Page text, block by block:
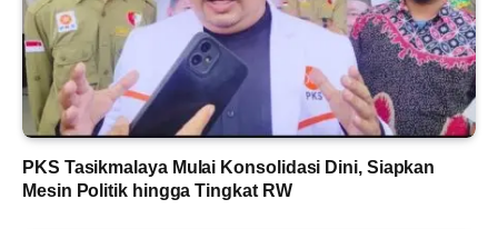
PKS Tasikmalaya Mulai Konsolidasi Dini, Siapkan
Mesin Politik hingga Tingkat RW